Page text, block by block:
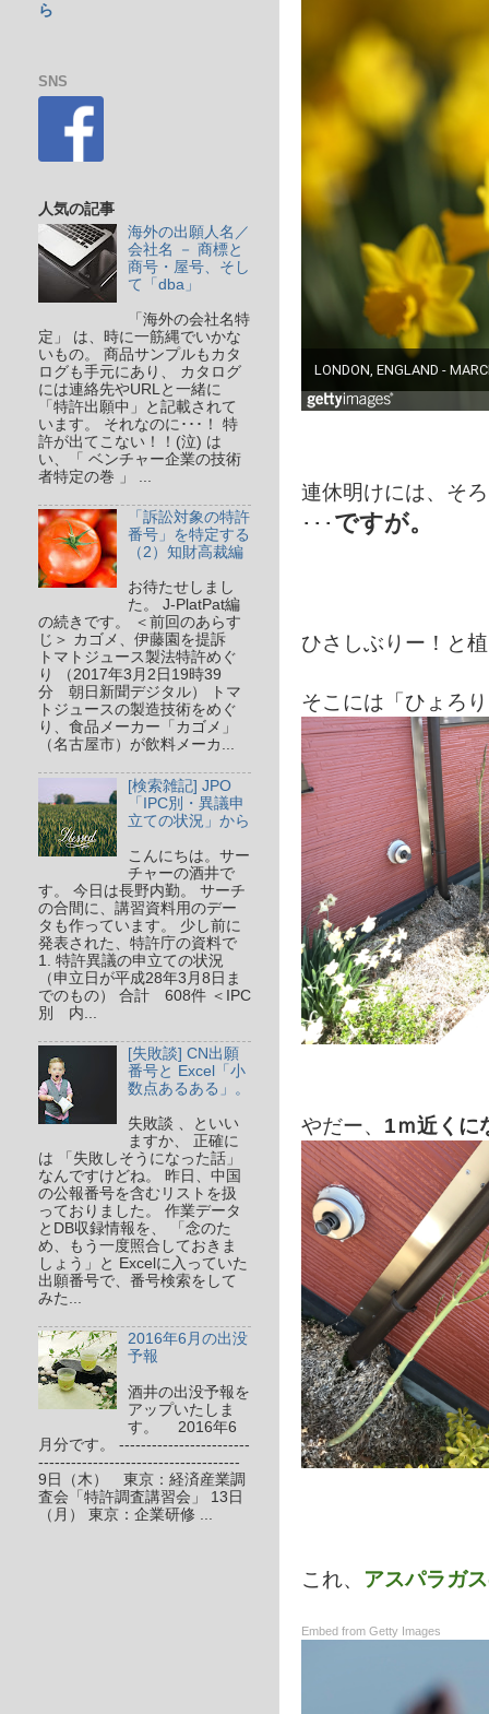
連休明けには、そ
･･･ ですが。
ひさしぶりー！と
そこには「ひょろ
やだー、 1ｍ近くに
これ、 アスパラガ
Embed from Getty Images
ら
SNS
人気の記事
海外の出願人名／
会社名 － 商標と
商号・屋号、そし
て「dba」
「海外の会社名特
定」 は、時に一筋縄でいかな
いもの。 商品サンプルもカタ
ログも手元にあり、 カタログ
には連絡先やURLと一緒に
「特許出願中」と記載されて
います。 それなのに･･･！ 特
許が出てこない！！(泣) は
い、「 ベンチャー企業の技術
者特定の巻 」 ...
「訴訟対象の特許
番号」を特定する
（2）知財高裁編
お待たせしまし
た。 J-PlatPat編
の続きです。 ＜前回のあらす
じ＞ カゴメ、伊藤園を提訴
トマトジュース製法特許めぐ
り （2017年3月2日19時39
分 朝日新聞デジタル） トマ
トジュースの製造技術をめぐ
り、食品メーカー「カゴメ」
（名古屋市）が飲料メーカ...
[検索雑記] JPO
「IPC別・異議申
立ての状況」から
こんにちは。サー
チャーの酒井で
す。 今日は長野内勤。 サーチ
の合間に、講習資料用のデー
タも作っています。 少し前に
発表された、特許庁の資料で
1. 特許異議の申立ての状況
（申立日が平成28年3月8日ま
でのもの） 合計 608件 ＜IPC
別 内...
[失敗談] CN出願
番号と Excel「小
数点あるある」。
失敗談 、といい
ますか、 正確に
は 「失敗しそうになった話」
なんですけどね。 昨日、中国
の公報番号を含むリストを扱
っておりました。 作業データ
とDB収録情報を、 「念のた
め、もう一度照合しておきま
しょう」と Excelに入っていた
出願番号で、番号検索をして
みた...
2016年6月の出没
予報
酒井の出没予報を
アップいたしま
す。 2016年6
月分です。 ------------------------
-------------------------------------
9日（木） 東京：経済産業調
査会「特許調査講習会」 13日
（月） 東京：企業研修 ...